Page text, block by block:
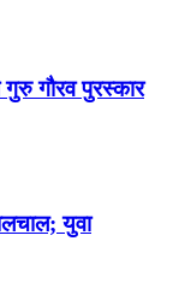
गौरव पुरस्कार
युवा